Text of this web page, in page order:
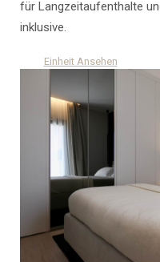
für Langzeitaufenthalte
inklusive.
Einheit Ansehen